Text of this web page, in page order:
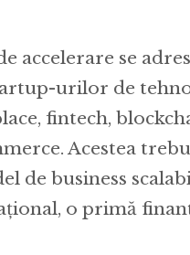
accelerare se
urilor de
fintech,
Acestea
de business
o primă